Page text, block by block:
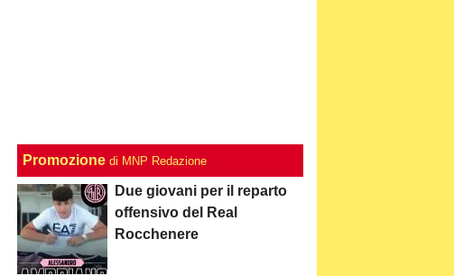
Promozione di MNP Redazione
Due giovani per il reparto
offensivo del Real
Rocchenere